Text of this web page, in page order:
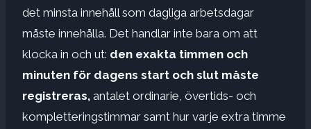
det minsta innehåll som dagliga arbetsdagar
måste innehålla. Det handlar inte bara om att
klocka in och ut: den exakta timmen och
minuten för dagens start och slut måste
registreras, antalet ordinarie, övertids- och
kompletteringstimmar samt hur varje extra timme